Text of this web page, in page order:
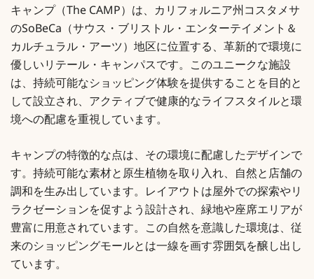
キャンプ（The CAMP）は、カリフォルニア州コスタメサ
のSoBeCa（サウス・ブリストル・エンターテイメント＆
カルチュラル・アーツ）地区に位置する、革新的で環境に
優しいリテール・キャンパスです。このユニークな施設
は、持続可能なショッピング体験を提供することを目的と
して設立され、アクティブで健康的なライフスタイルと環
境への配慮を重視しています。
キャンプの特徴的な点は、その環境に配慮したデザインで
す。持続可能な素材と原生植物を取り入れ、自然と店舗の
調和を生み出しています。レイアウトは屋外での探索やリ
ラクゼーションを促すよう設計され、緑地や座席エリアが
豊富に用意されています。この自然を意識した環境は、従
来のショッピングモールとは一線を画す雰囲気を醸し出し
ています。